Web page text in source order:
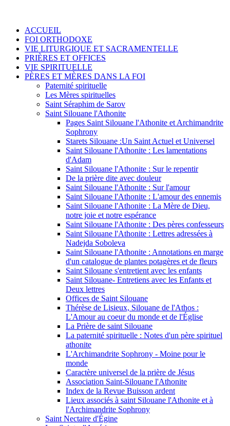
ACCUEIL
FOI ORTHODOXE
VIE LITURGIQUE ET SACRAMENTELLE
PRIÈRES ET OFFICES
VIE SPIRITUELLE
PÈRES ET MÈRES DANS LA FOI
Paternité spirituelle
Les Mères spirituelles
Saint Séraphim de Sarov
Saint Silouane l'Athonite
Pages Saint Silouane l'Athonite et Archimandrite
Sophrony
Starets Silouane :Un Saint Actuel et Universel
Saint Silouane l'Athonite : Les lamentations
d'Adam
Saint Silouane l'Athonite : Sur le repentir
De la prière dite avec douleur
Saint Silouane l'Athonite : Sur l'amour
Saint Silouane l'Athonite : L'amour des ennemis
Saint Silouane l'Athonite : La Mère de Dieu,
notre joie et notre espérance
Saint Silouane l'Athonite : Des pères confesseurs
Saint Silouane l'Athonite : Lettres adressées à
Nadejda Soboleva
Saint Silouane l'Athonite : Annotations en marge
d'un catalogue de plantes potagères et de fleurs
Saint Silouane s'entretient avec les enfants
Saint Silouane- Entretiens avec les Enfants et
Deux lettres
Offices de Saint Silouane
Thérèse de Lisieux, Silouane de l'Athos :
L'Amour au coeur du monde et de l'Église
La Prière de saint Silouane
La paternité spirituelle : Notes d'un père spirituel
athonite
L'Archimandrite Sophrony - Moine pour le
monde
Caractère universel de la prière de Jésus
Association Saint-Silouane l'Athonite
Index de la Revue Buisson ardent
Lieux associés à saint Silouane l'Athonite et à
l'Archimandrite Sophrony
Saint Nectaire d'Égine